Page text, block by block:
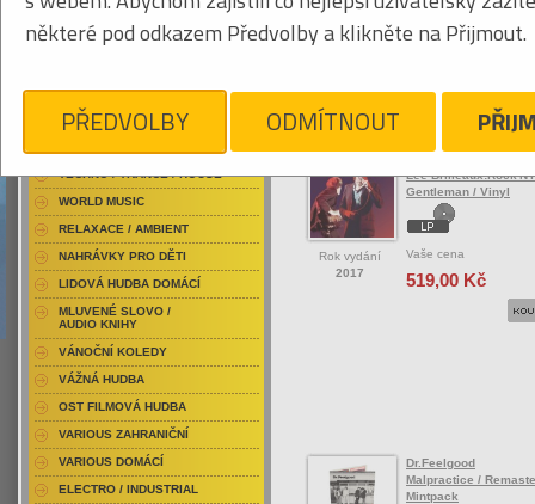
ROCK/POP
Rok vydání
2017
Lee
Gentleman / Vinyl
Vaše cena
519,00 Kč
Dr.Feelgood
Malpractice /
Mintpack
RAP / HIP HOP DOMÁCÍ
RAP / HIP HOP ZAHRANIČNÍ
DVD / HUDBA
PUNK / HARDCORE
TECHNO / TRANCE / HOUSE
WORLD MUSIC
RELAXACE / AMBIENT
NAHRÁVKY PRO DĚTI
LIDOVÁ HUDBA DOMÁCÍ
MLUVENÉ SLOVO /
AUDIO KNIHY
VÁNOČNÍ KOLEDY
VÁŽNÁ HUDBA
OST FILMOVÁ HUDBA
VARIOUS ZAHRANIČNÍ
VARIOUS DOMÁCÍ
ELECTRO / INDUSTRIAL
některé pod odkazem Předvolby a klikněte na Přijmout.
PŘEDVOLBY ODMÍTNOUT